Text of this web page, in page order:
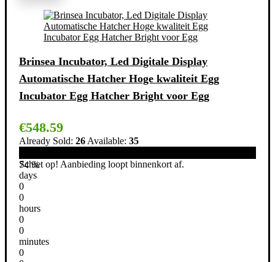
Brinsea Incubator, Led Digitale Display
Automatische Hatcher Hoge kwaliteit Egg
Incubator Egg Hatcher Bright voor Egg
€548.59
Already Sold: 26 Available: 35
74 %
Schiet op! Aanbieding loopt binnenkort af.
days
0
0
hours
0
0
minutes
0